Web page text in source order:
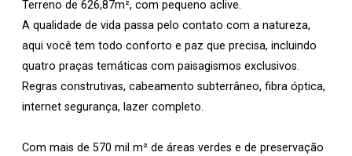
Terreno de 626,87m², com pequeno aclive.
A qualidade de vida passa pelo contato com a natureza,
aqui você tem todo conforto e paz que precisa, incluindo
quatro praças temáticas com paisagismos exclusivos.
Regras construtivas, cabeamento subterrâneo, fibra óptica,
internet segurança, lazer completo.
Com mais de 570 mil m² de áreas verdes e de preservação